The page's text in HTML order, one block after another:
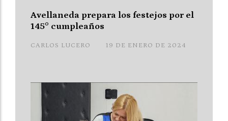
Avellaneda prepara los festejos por el
145° cumpleaños
CARLOS LUCERO 19 DE ENERO DE 2024